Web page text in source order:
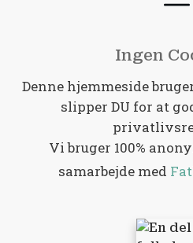
Ingen
Denne hjemmeside
slipper DU for at
Vi bruger 100%
samarbejde med